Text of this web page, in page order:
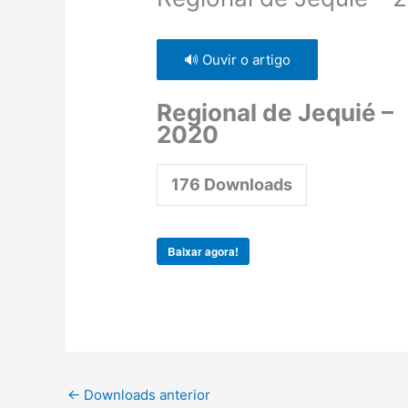
🔊 Ouvir o artigo
Regional de Jequié –
2020
176 Downloads
Baixar agora!
← Downloads anterior